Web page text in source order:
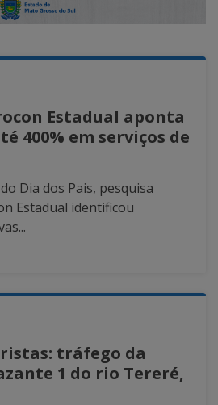
Estadual aponta
400% em serviços de
Dia dos Pais, pesquisa
Estadual identificou
tráfego da
1 do rio Tereré,